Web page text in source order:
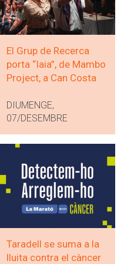
El Grup de Recerca
porta “Iaia”, de Mambo
Project, a Can Costa
DIUMENGE,
07/DESEMBRE
Taradell se suma a la
lluita contra el càncer